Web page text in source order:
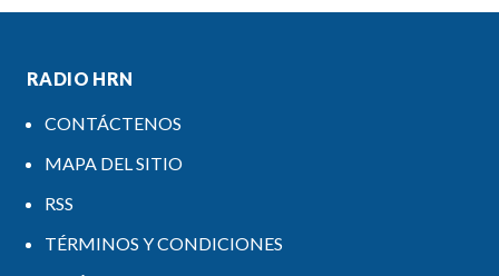
RADIO HRN
CONTÁCTENOS
MAPA DEL SITIO
RSS
TÉRMINOS Y CONDICIONES